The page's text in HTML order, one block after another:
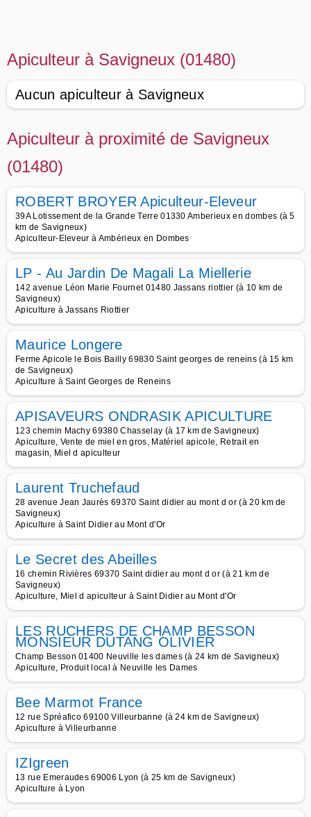
Apiculteur à Savigneux (01480)
Aucun apiculteur à Savigneux
Apiculteur à proximité de Savigneux
(01480)
ROBERT BROYER Apiculteur-Eleveur
39A Lotissement de la Grande Terre 01330 Amberieux en dombes (à 5
km de Savigneux)
Apiculteur-Eleveur à Ambérieux en Dombes
LP - Au Jardin De Magali La Miellerie
142 avenue Léon Marie Fournet 01480 Jassans riottier (à 10 km de
Savigneux)
Apiculture à Jassans Riottier
Maurice Longere
Ferme Apicole le Bois Bailly 69830 Saint georges de reneins (à 15 km
de Savigneux)
Apiculture à Saint Georges de Reneins
APISAVEURS ONDRASIK APICULTURE
123 chemin Machy 69380 Chasselay (à 17 km de Savigneux)
Apiculture, Vente de miel en gros, Matériel apicole, Retrait en
magasin, Miel d apiculteur
Laurent Truchefaud
28 avenue Jean Jaurès 69370 Saint didier au mont d or (à 20 km de
Savigneux)
Apiculture à Saint Didier au Mont d'Or
Le Secret des Abeilles
16 chemin Rivières 69370 Saint didier au mont d or (à 21 km de
Savigneux)
Apiculture, Miel d apiculteur à Saint Didier au Mont d'Or
LES RUCHERS DE CHAMP BESSON
MONSIEUR DUTANG OLIVIER
Champ Besson 01400 Neuville les dames (à 24 km de Savigneux)
Apiculture, Produit local à Neuville les Dames
Bee Marmot France
12 rue Spréafico 69100 Villeurbanne (à 24 km de Savigneux)
Apiculture à Villeurbanne
IZIgreen
13 rue Emeraudes 69006 Lyon (à 25 km de Savigneux)
Apiculture à Lyon